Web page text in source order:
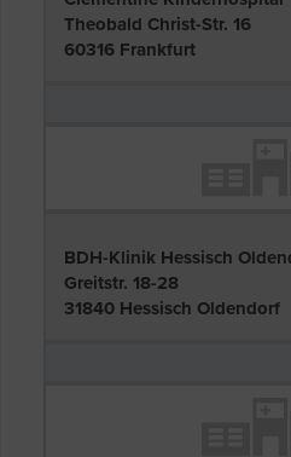
Theobald Christ-Str. 16
60316 Frankfurt
BDH-Klinik Hessisch
Greitstr. 18-28
31840 Hessisch Oldendorf